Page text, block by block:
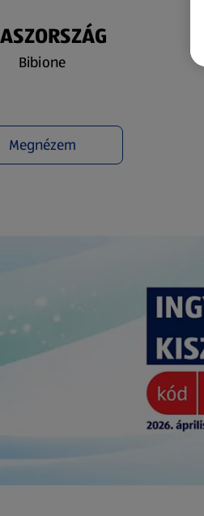
Bibione
Megnézem
meg)